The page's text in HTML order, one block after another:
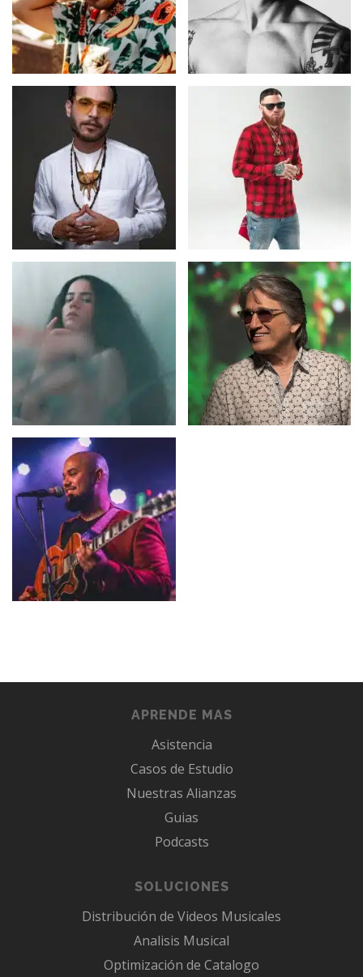
APRENDE MAS
Asistencia
Casos de Estudio
Nuestras Alianzas
Guias
Podcasts
SOLUCIONES
Distribución de Videos Musicales
Analisis Musical
Optimización de Catalogo